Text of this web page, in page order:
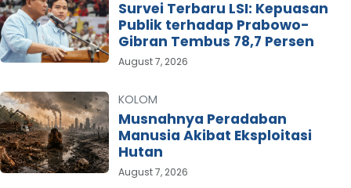
Survei Terbaru LSI: Kepuasan
Publik terhadap Prabowo-
Gibran Tembus 78,7 Persen
August 7, 2026
KOLOM
Musnahnya Peradaban
Manusia Akibat Eksploitasi
Hutan
August 7, 2026